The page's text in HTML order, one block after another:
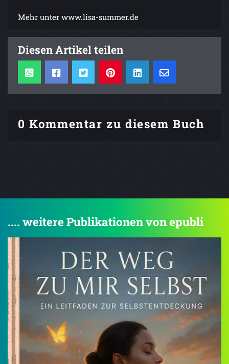
Mehr unter www.lisa-summer.de
Diesen Artikel teilen
0 Kommentar zu diesem Buch
.... weitere Publikationen von epubli